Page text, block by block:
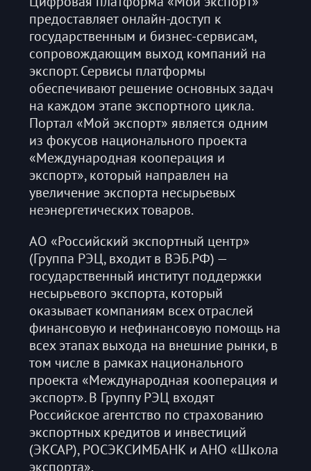
предоставляет онлайн-доступ к
государственным и бизнес-сервисам,
сопровождающим выход компаний на
экспорт. Сервисы платформы
обеспечивают решение основных задач
на каждом этапе экспортного цикла.
Портал «Мой экспорт» является одним
из фокусов национального проекта
«Международная кооперация и
экспорт», который направлен на
увеличение экспорта несырьевых
неэнергетических товаров.
АО «Российский экспортный центр»
(Группа РЭЦ, входит в ВЭБ.РФ) —
государственный институт поддержки
несырьевого экспорта, который
оказывает компаниям всех отраслей
финансовую и нефинансовую помощь на
всех этапах выхода на внешние рынки, в
том числе в рамках национального
проекта «Международная кооперация и
экспорт». В Группу РЭЦ входят
Российское агентство по страхованию
экспортных кредитов и инвестиций
(ЭКСАР), РОСЭКСИМБАНК и АНО «Школа
экспорта».